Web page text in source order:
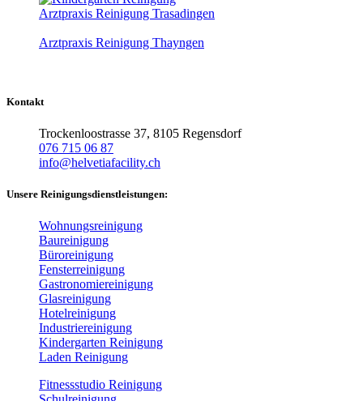
Arztpraxis Reinigung Trasadingen
Arztpraxis Reinigung Thayngen
Kontakt
Trockenloostrasse 37, 8105 Regensdorf
076 715 06 87
info@helvetiafacility.ch
Unsere Reinigungsdienstleistungen:
Wohnungsreinigung
Baureinigung
Büroreinigung
Fensterreinigung
Gastronomiereinigung
Glasreinigung
Hotelreinigung
Industriereinigung
Kindergarten Reinigung
Laden Reinigung
Fitnessstudio Reinigung